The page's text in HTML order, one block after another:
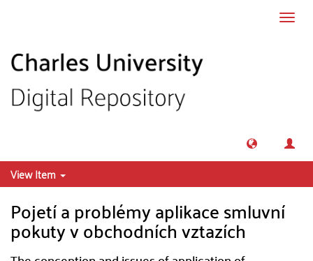
View Item
Pojetí a problémy aplikace smluvní
pokuty v obchodních vztazích